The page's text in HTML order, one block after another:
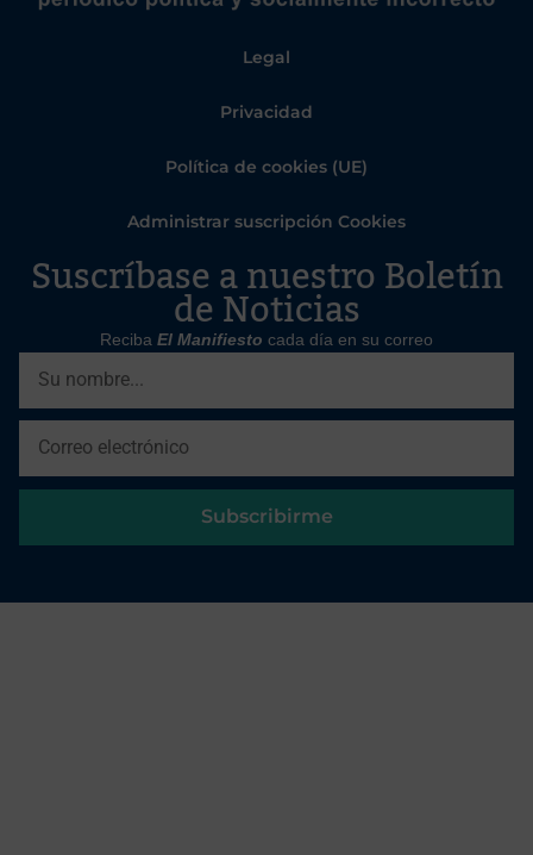
Legal
Privacidad
Política de cookies (UE)
Administrar suscripción Cookies
Suscríbase a nuestro Boletín
de Noticias
Reciba El Manifiesto cada día en su correo
Subscribirme